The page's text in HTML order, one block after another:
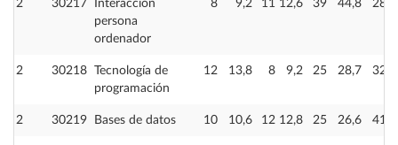
2 30217
Interacción
persona
ordenador
8 9,2 11 12,6 39 44,8 28
2 30218
Tecnología de
programación
12 13,8 8 9,2 25 28,7 32
2 30219 Bases de datos 10 10,6 12 12,8 25 26,6 41